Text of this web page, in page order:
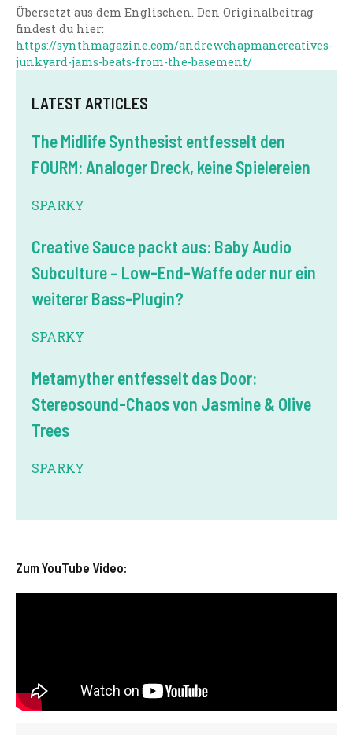
Übersetzt aus dem Englischen. Den Originalbeitrag
findest du hier:
https://synthmagazine.com/andrewchapmancreatives-
junkyard-jams-beats-from-the-basement/
LATEST ARTICLES
The Midlife Synthesist entfesselt den
FOURM: Analoger Dreck, keine Spielereien
SPARKY
Creative Sauce packt aus: Baby Audio
Subculture – Low-End-Waffe oder nur ein
weiterer Bass-Plugin?
SPARKY
Metamyther entfesselt das Door:
Stereosound-Chaos von Jasmine & Olive
Trees
SPARKY
Zum YouTube Video: